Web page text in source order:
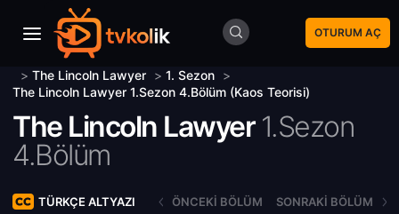
OTURUM AÇ
> The Lincoln Lawyer > 1. Sezon >
The Lincoln Lawyer 1.Sezon 4.Bölüm (Kaos Teorisi)
The Lincoln Lawyer 1.Sezon
4.Bölüm
TÜRKÇE ALTYAZI ÖNCEKI BÖLÜM SONRAKI BÖLÜM